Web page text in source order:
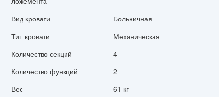
Вид кровати
Больничная
Тип кровати
Механическая
Количество секций
4
Количество функций
2
Вес
61 кг